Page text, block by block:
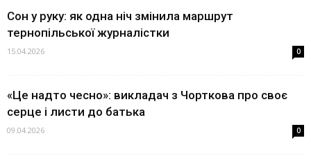
Сон у руку: як одна ніч змінила маршрут
тернопільської журналістки
15.04.2026 0
«Це надто чесно»: викладач з Чорткова про своє
серце і листи до батька
09.04.2026 0